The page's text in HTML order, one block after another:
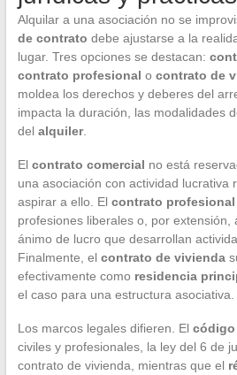
Alquilar a una asociación no se
de contrato debe ajustarse a la
lugar. Tres opciones se destacan:
contrato profesional o contrato de
moldea los derechos y deberes del
impacta la duración, las modalidades
del alquiler.
El contrato comercial no está
una asociación con actividad lucrativa
aspirar a ello. El contrato profesional
profesiones liberales o, por extensión,
ánimo de lucro que desarrollan
Finalmente, el contrato de vivienda
efectivamente como residencia
el caso para una estructura asociativa.
Los marcos legales difieren. El
civiles y profesionales, la ley del 6 de
contrato de vivienda, mientras que el